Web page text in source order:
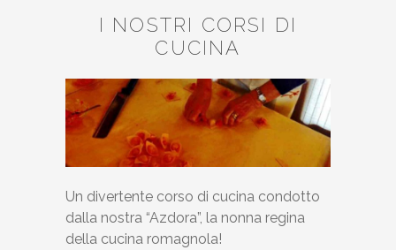
I NOSTRI CORSI DI
CUCINA
Un divertente corso di cucina condotto
dalla nostra “Azdora”, la nonna regina
della cucina romagnola!